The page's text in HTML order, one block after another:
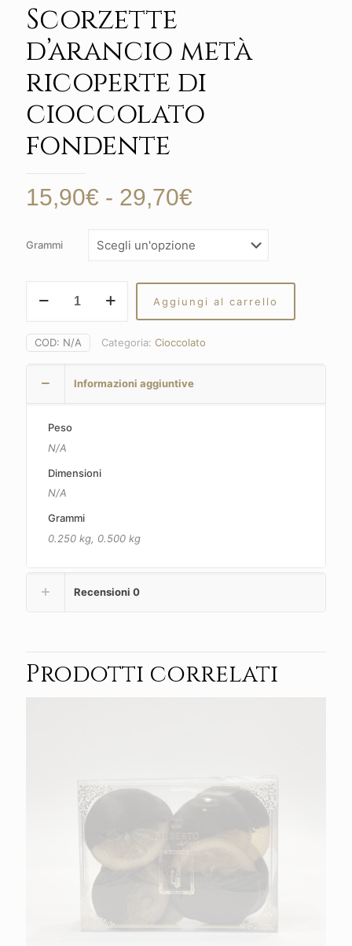
Scorzette
d’arancio metà
ricoperte di
cioccolato
fondente
15,90€ - 29,70€
prezzo:
15,90€
a
29,70€
Grammi
d'arancio
ricoperte
di
fondente
Aggiungi al carrello
COD: N/A Categoria: Cioccolato
Informazioni aggiuntive
Peso
N/A
Dimensioni
N/A
Grammi
0.250 kg, 0.500 kg
Recensioni 0
Prodotti correlati